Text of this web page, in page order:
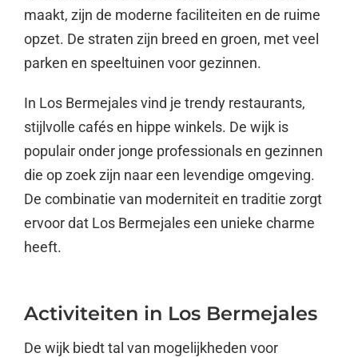
maakt, zijn de moderne faciliteiten en de ruime
opzet. De straten zijn breed en groen, met veel
parken en speeltuinen voor gezinnen.
In Los Bermejales vind je trendy restaurants,
stijlvolle cafés en hippe winkels. De wijk is
populair onder jonge professionals en gezinnen
die op zoek zijn naar een levendige omgeving.
De combinatie van moderniteit en traditie zorgt
ervoor dat Los Bermejales een unieke charme
heeft.
Activiteiten in Los Bermejales
De wijk biedt tal van mogelijkheden voor